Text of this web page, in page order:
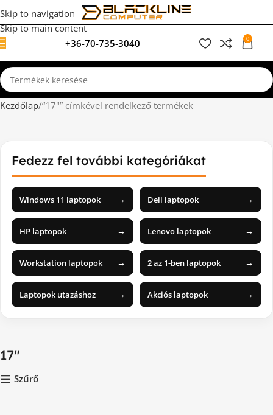
Skip to navigation
Skip to main content
+36-70-735-3040
0
Kezdőlap “17"” címkével rendelkező termékek
Fedezz fel további kategóriákat
Windows 11 laptopok → Dell laptopok →
HP laptopok → Lenovo laptopok →
Workstation laptopok → 2 az 1-ben laptopok →
Laptopok utazáshoz → Akciós laptopok →
17"
Szűrő